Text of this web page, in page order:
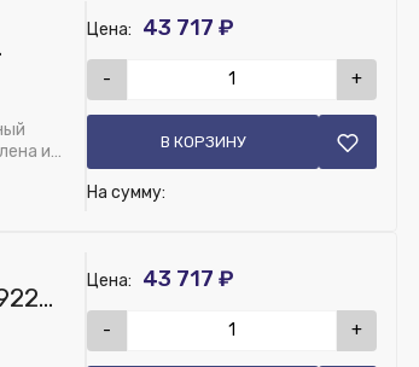
из
Цена: 43 717 ₽
- +
В КОРЗИНУ
На сумму:
Цена: 43 717 ₽
- +